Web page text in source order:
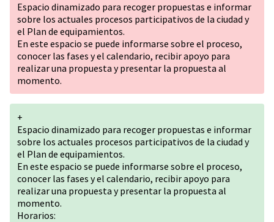
Espacio dinamizado para recoger propuestas e informar
sobre los actuales procesos participativos de la ciudad y
el Plan de equipamientos.
En este espacio se puede informarse sobre el proceso,
conocer las fases y el calendario, recibir apoyo para
realizar una propuesta y presentar la propuesta al
momento.
+
Espacio dinamizado para recoger propuestas e informar
sobre los actuales procesos participativos de la ciudad y
el Plan de equipamientos.
En este espacio se puede informarse sobre el proceso,
conocer las fases y el calendario, recibir apoyo para
realizar una propuesta y presentar la propuesta al
momento.
Horarios: